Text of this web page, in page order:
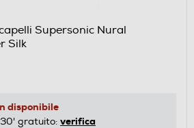
Supersonic Nural
Silk
disponibile
gratuito: verifica